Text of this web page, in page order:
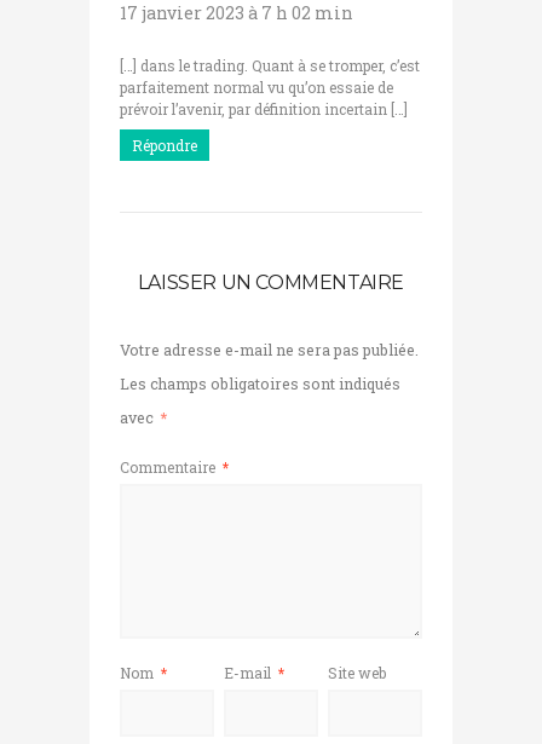
17 janvier 2023 à 7 h 02 min
[…] dans le trading. Quant à se tromper, c’est
parfaitement normal vu qu’on essaie de
prévoir l’avenir, par définition incertain […]
Répondre
LAISSER UN COMMENTAIRE
Votre adresse e-mail ne sera pas publiée.
Les champs obligatoires sont indiqués
avec *
Commentaire *
Nom * E-mail * Site web